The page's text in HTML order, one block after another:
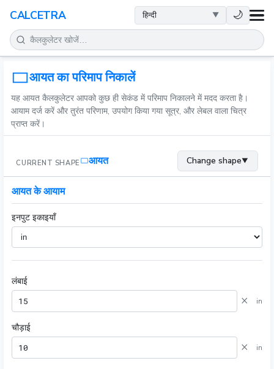
CALCETRA 🌙
गणित
रूपांतरण
विज्ञान
अन्य टूल
आयत का परिमाप निकालें
यह आयत कैलकुलेटर आपको कुछ ही सेकंड में परिमाप निकालने में मदद करता है।
आयाम दर्ज करें और तुरंत परिणाम, उपयोग किया गया सूत्र, और लेबल वाला चित्र
प्राप्त करें।
CURRENT SHAPE आयत Change shape▼
आयत के आयाम
इनपुट इकाइयाँ
लंबाई
× in
चौड़ाई
× in